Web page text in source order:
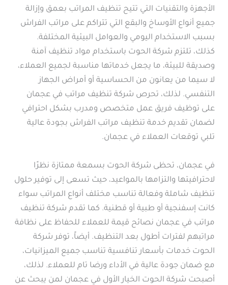
الأجهزة والتقنيات التي تتيح تنظيف المراتب بعمق وإزالة
جميع أنواع الأوساخ والبقع التي تتراكم على مراتب الفراش
بسبب الاستخدام اليومي والعوامل البيئية المختلفة.
كذلك، تلتزم شركة الحوت باستخدام مواد تنظيف آمنة
وصديقة للبيئة، ما يجعل خدماتها مناسبة لجميع العملاء،
لا سيما من يعانون من الحساسية أو أمراض الجهاز
التنفسي. لذلك، تحرص شركة تنظيف مراتب في عجمان
على توظيف فريق عمل متخصص ومدرب بشكل احترافي
لضمان تقديم خدمة تنظيف مراتب الفراش بجودة عالية
تلبي توقعات العملاء في عجمان.
في عجمان، تحظى شركة الحوت بسمعة ممتازة نظرًا
لاحترافيتها والتزامها بالمواعيد، حيث تسعى إلى توفير حلول
تنظيف شاملة وفعالة تناسب مختلف أنواع المراتب سواء
كانت إسفنجية أو طبية أو قطنية. كما تقدم شركة تنظيف
مراتب في عجمان نصائح قيمة للعملاء للحفاظ على نظافة
مراتبهم لفترات أطول بعد التنظيف. أيضاً، توفر شركة
الحوت خدمات بأسعار تنافسية تناسب جميع الميزانيات،
مع ضمان جودة عالية في الأداء ورضا تام للعملاء. لذلك،
أصبحت شركة الحوت الخيار الأول في عجمان لمن يبحث عن